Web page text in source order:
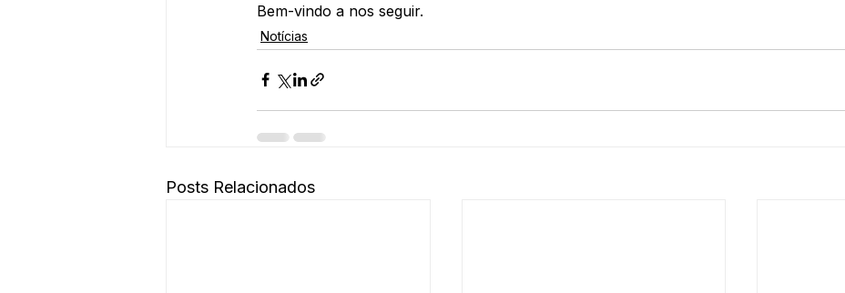
Bem-vindo a nos seguir.
Notícias
Posts Relacionados